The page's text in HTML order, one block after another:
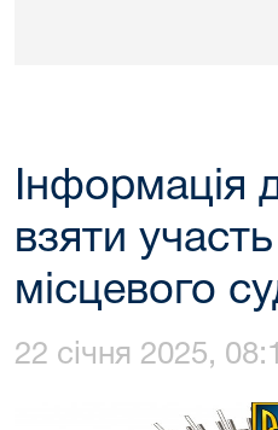
Інформація
взяти
місцевого
22 січня 2025,